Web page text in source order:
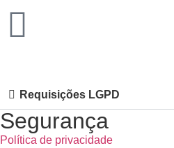
Requisições LGPD
Segurança
Política de privacidade